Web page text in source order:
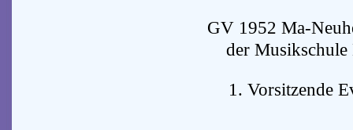
GV 1952 Ma-
der
1. Vorsitzende